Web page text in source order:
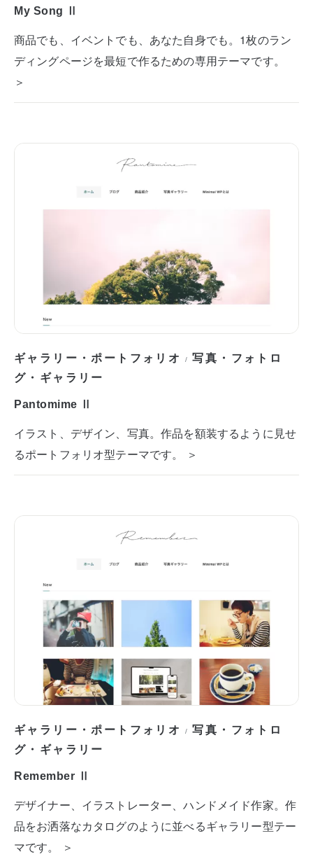
My Song Ⅱ
商品でも、イベントでも、あなた自身でも。1枚のラン
ディングページを最短で作るための専用テーマです。
＞
ギャラリー・ポートフォリオ /写真・フォトロ
グ・ギャラリー
Pantomime Ⅱ
イラスト、デザイン、写真。作品を額装するように見せ
るポートフォリオ型テーマです。 ＞
ギャラリー・ポートフォリオ /写真・フォトロ
グ・ギャラリー
Remember Ⅱ
デザイナー、イラストレーター、ハンドメイド作家。作
品をお洒落なカタログのように並べるギャラリー型テー
マです。 ＞